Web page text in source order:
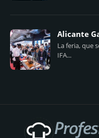
Alicante
La feria, que
IFA...